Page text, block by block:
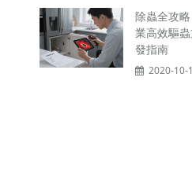
除蟲全攻
業高效驅
發指南
2020-10-